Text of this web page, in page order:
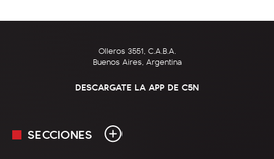
Olleros 3551, C.A.B.A.
Buenos Aires, Argentina
DESCARGATE LA APP DE C5N
SECCIONES